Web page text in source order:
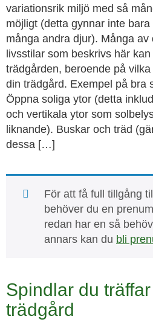
variationsrik miljö med så
möjligt (detta gynnar inte
många andra djur). Många av
livsstilar som beskrivs här
trädgården, beroende på
din trädgård. Exempel på bra
Öppna soliga ytor (detta
och vertikala ytor som
liknande). Buskar och träd
dessa […]
För att få full tillgång
behöver du en
redan har en så
annars kan du bli
Spindlar du
trädgård